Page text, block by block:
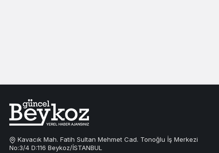
Kavacık Mah. Fatih Sultan Mehmet Cad. Tonoğlu İş Merkezi
No:3/4 D:116 Beykoz/İSTANBUL